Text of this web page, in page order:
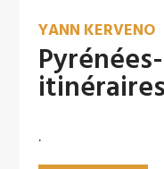
YANN KERVENO
.